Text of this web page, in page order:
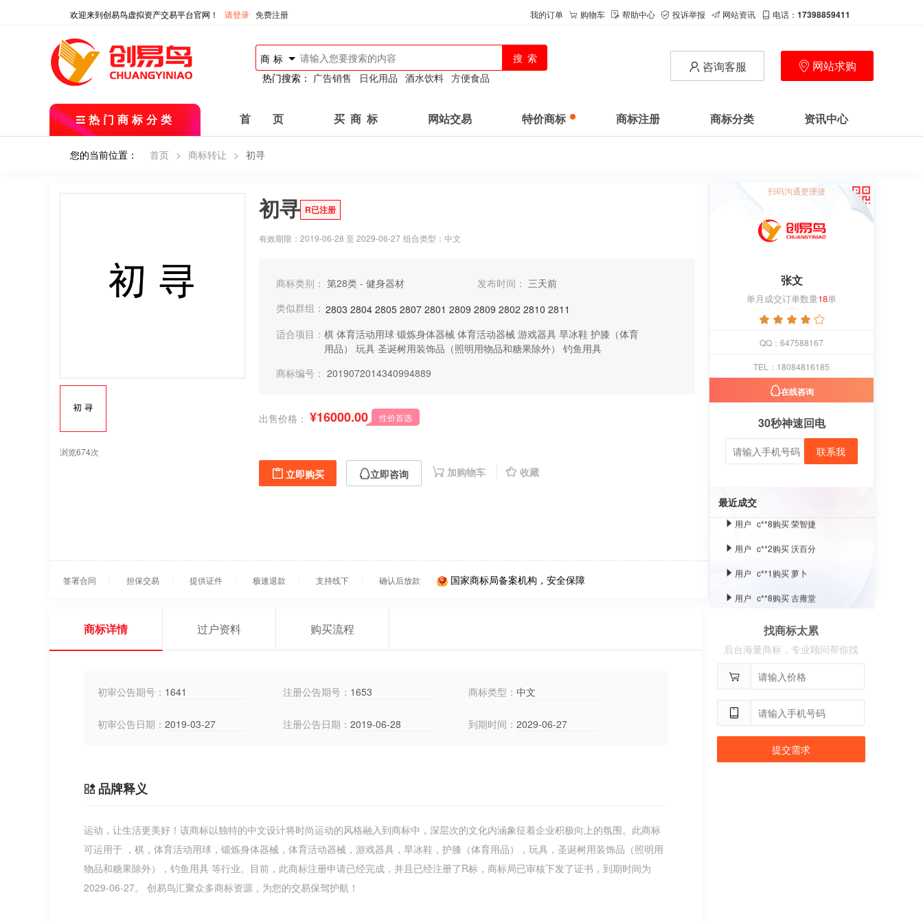
欢迎来到创易鸟虚拟资产交易平台官网！ 请登录 免费注册 我的订单 购物车 帮助中心 投诉举报 网站资讯 电话： 17398859411
商标
热门搜索： 广告销售 日化用品 酒水饮料 方便食品
咨询客服 网站求购
热门商标分类 首 页 买 商 标 网站交易 特价商标 商标注册 商标分类 资讯中心
您的当前位置： 首页 > 商标转让 > 初寻
浏览674次
初寻 R已注册
有效期限：2019-06-28 至 2029-06-27 组合类型：中文
商标类别： 第28类 - 健身器材 发布时间： 三天前
类似群组： 2803 2804 2805 2807 2801 2809 2809 2802 2810 2811
适合项目： 棋 体育活动用球 锻炼身体器械 体育活动器械 游戏器具 旱冰鞋 护膝（体育
用品）
玩具 圣诞树用装饰品（照明用物品和糖果除外）
钓鱼用具
商标编号： 2019072014340994889
出售价格： ¥16000.00 性价首选
立即购买 立即咨询 加购物车 收藏
签署合同 担保交易 提供证件 极速退款 支持线下 确认后放款 国家商标局备案机构，安全保障
扫码沟通更便捷
张文
单月成交订单数量18单
QQ：647588167
TEL：18084816185
在线咨询
30秒神速回电
联系我
最近成交
购买 萝卜
购买 古雍堂
c**2购买 沃百分
用户 c**2购买 奢选
用户
用户 购买 萝卜
用户 购买 古雍堂
用户 购买 奢选
用户 购买 荣智捷
c**2购买 沃百分
商标详情 过户资料 购买流程
初审公告期号： 1641 注册公告期号： 1653 商标类型： 中文
初审公告日期： 2019-03-27 注册公告日期： 2019-06-28 到期时间： 2029-06-27
品牌释义
运动，让生活更美好！该商标以独特的中文设计将时尚运动的风格融入到商标中，深层次的文化内涵象征着企业积极向上的氛围。此商标
可运用于 ，棋，体育活动用球，锻炼身体器械，体育活动器械，游戏器具，旱冰鞋，护膝（体育用品），玩具，圣诞树用装饰品（照明用
物品和糖果除外），钓鱼用具 等行业。目前，此商标注册申请已经完成，并且已经注册了R标，商标局已审核下发了证书，到期时间为
2029-06-27。 创易鸟汇聚众多商标资源，为您的交易保驾护航！
找商标太累
后台海量商标，专业顾问帮你找
提交需求